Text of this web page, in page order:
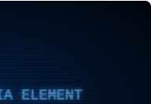
ELEMENT